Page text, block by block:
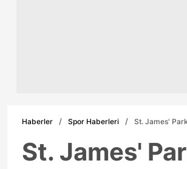
Haberler Spor Haberleri St. James'
St. James'